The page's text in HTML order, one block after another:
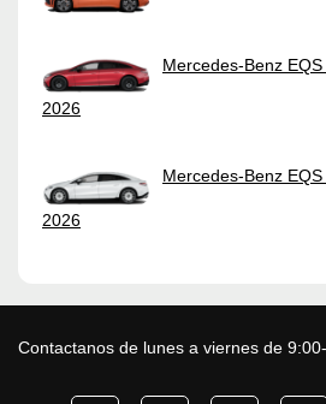
Mercedes-Benz
2026
Mercedes-Benz
2026
Contactanos de lunes a viernes de